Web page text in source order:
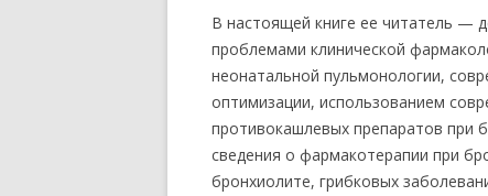
В настоящей книге ее читатель —
проблемами клинической
неонатальной пульмонологии,
оптимизации, использованием
противокашлевых препаратов при
сведения о фармакотерапии при
бронхиолите, грибковых